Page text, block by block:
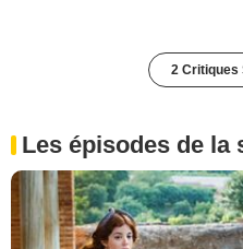
2 Critiques
Les épisodes de la